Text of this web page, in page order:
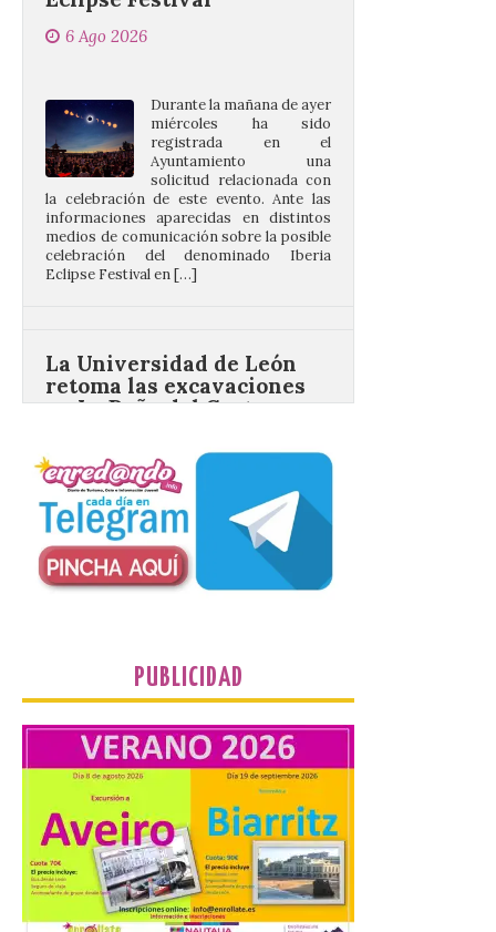
solicitud relacionada con
la celebración de este evento. Ante las
informaciones aparecidas en distintos
medios de comunicación sobre la posible
celebración del denominado Iberia
Eclipse Festival en […]
La Universidad de León
profundizar en la vida
cotidiana de la Edad del
Hierro
La novena campaña
arqueológica centrará sus
trabajos en el estudio de la
organización urbana y la
vida cotidiana del poblado
El Mercado Medieval abre
sus puertas en La Bañeza
con más de 60 puestos y
un amplio programa de
animación.
6 Ago 2026
PUBLICIDAD